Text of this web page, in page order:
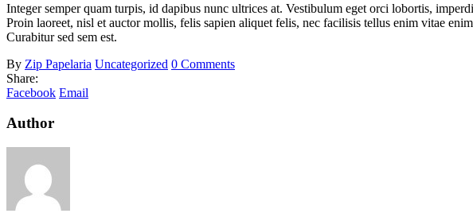
Integer semper quam turpis, id dapibus nunc ultrices at. Vestibulum eget orci lobortis,
Proin laoreet, nisl et auctor mollis, felis sapien aliquet felis, nec facilisis tellus enim vitae
Curabitur sed sem est.
By Zip Papelaria Uncategorized 0 Comments
Share:
Facebook Email
Author